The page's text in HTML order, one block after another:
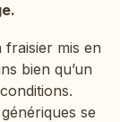
fraisier mis en
bien qu’un
se